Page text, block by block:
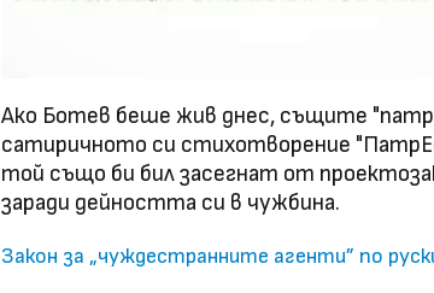
Ако Ботев беше жив днес, същите
сатиричното си стихотворение
той също би бил засегнат от
заради дейността си в чужбина.
Закон за „чуждестранните агенти” по